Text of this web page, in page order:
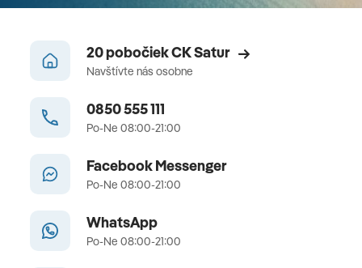
20 pobočiek CK Satur
Navštívte nás osobne
0850 555 111
Po-Ne 08:00-21:00
Facebook Messenger
Po-Ne 08:00-21:00
WhatsApp
Po-Ne 08:00-21:00